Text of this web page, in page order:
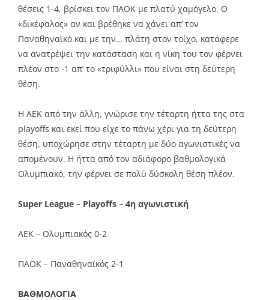
θέσεις 1-4, βρίσκει τον ΠΑΟΚ με πλατύ χαμόγελο. Ο
«δικέφαλος» αν και βρέθηκε να χάνει απ’ τον
Παναθηναϊκό και με την… πλάτη στον τοίχο, κατάφερε
να ανατρέψει την κατάσταση και η νίκη του τον φέρνει
πλέον στο -1 απ’ το «τριφύλλι» που είναι στη δεύτερη
θέση.
Η ΑΕΚ από την άλλη, γνώρισε την τέταρτη ήττα της στα
playoffs και εκεί που είχε το πάνω χέρι για τη δεύτερη
θέση, υποχώρησε στην τέταρτη με δύο αγωνιστικές να
απομένουν. Η ήττα από τον αδιάφορο βαθμολογικά
Ολυμπιακό, την φέρνει σε πολύ δύσκολη θέση πλέον.
Super League – Playoffs – 4η αγωνιστική
ΑΕΚ – Ολυμπιακός 0-2
ΠΑΟΚ – Παναθηναϊκός 2-1
ΒΑΘΜΟΛΟΓΙΑ